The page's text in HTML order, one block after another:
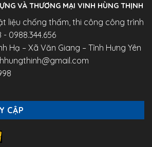
VÀ THƯƠNG MẠI VINH HÙNG THỊNH
liệu chống thấm, thi công công trình
- 0988.344.656
Hạ – Xã Văn Giang – Tỉnh Hưng Yên
CẬP